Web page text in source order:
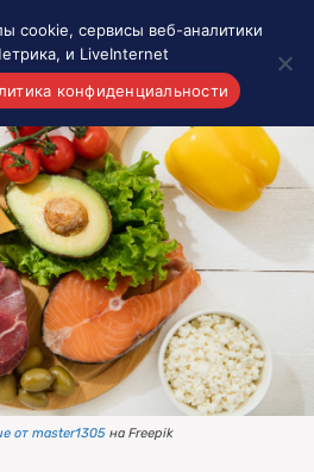
и области
ТВ
от master1305на Freepik
cookie, сервисы веб-аналитики
и LiveInternet
конфиденциальности